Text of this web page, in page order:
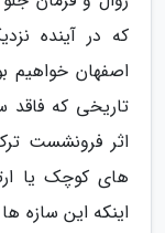
که در آینده
اصفهان خواهیم
تاریخی که
اثر فرونشست
های کوچک یا
اینکه این سازه